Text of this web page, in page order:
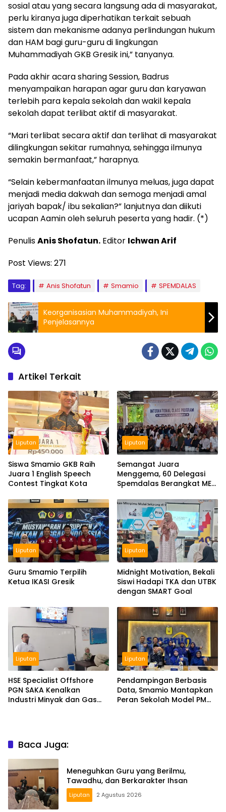
sosial atau yang secara langsung ada di masyarakat,
perlu kiranya juga diperhatikan terkait sebuah
sistem dan mekanisme adanya perlindungan hukum
dan HAM bagi guru-guru di lingkungan
Muhammadiyah GKB Gresik ini,” tanyanya.
Pada akhir acara sharing Session, Badrus
menyampaikan harapan agar guru dan karyawan
terlebih para kepala sekolah dan wakil kepala
sekolah dapat terlibat aktif di masyarakat.
“Mari terlibat secara aktif dan terlihat di masyarakat
dilingkungan sekitar rumahnya, sehingga ilmunya
semakin bermanfaat,” harapnya.
“Selain kebermanfaatan ilmunya meluas, juga dapat
menjadi media dakwah dan semoga menjadi amal
jariyah bapak/ ibu sekalian?” lanjutnya dan diikuti
ucapan Aamin oleh seluruh peserta yang hadir. (*)
PenulisAnis Shofatun. Editor Ichwan Arif
Post Views: 271
Tag: Anis Shofatun Smamio SPEMDALAS
Keorganisasian Muhammadiyah, Ini
Penjelasannya
Artikel Terkait
Liputan
Siswa Smamio GKB Raih
Juara 1 English Speech
Contest Tingkat Kota
Liputan
Semangat Juara
Menggema, 60 Delegasi
Spemdalas Berangkat ME
Liputan
Guru Smamio Terpilih
Ketua IKASI Gresik
Liputan
Midnight Motivation, Bekali
Siswi Hadapi TKA dan UTBK
dengan SMART Goal
Liputan
HSE Specialist Offshore
PGN SAKA Kenalkan
Industri Minyak dan Gas
Liputan
Pendampingan Berbasis
Data, Smamio Mantapkan
Peran Sekolah Model PM
Baca Juga:
Meneguhkan Guru yang Berilmu,
Tawadhu, dan Berkarakter Ihsan
Liputan 2 Agustus 2026